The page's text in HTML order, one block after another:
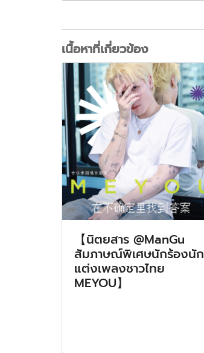
เนื้อหาที่เกี่ยวข้อง
【นิตยสาร @ManGu
สัมภาษณ์พิเศษนักร้องนัก
แต่งเพลงชาวไทย
MEYOU】